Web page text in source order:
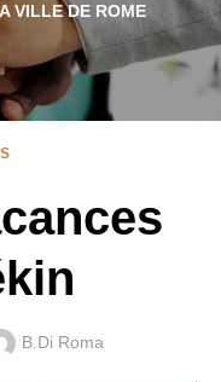
VILLE DE ROME
Author
B.Di Roma